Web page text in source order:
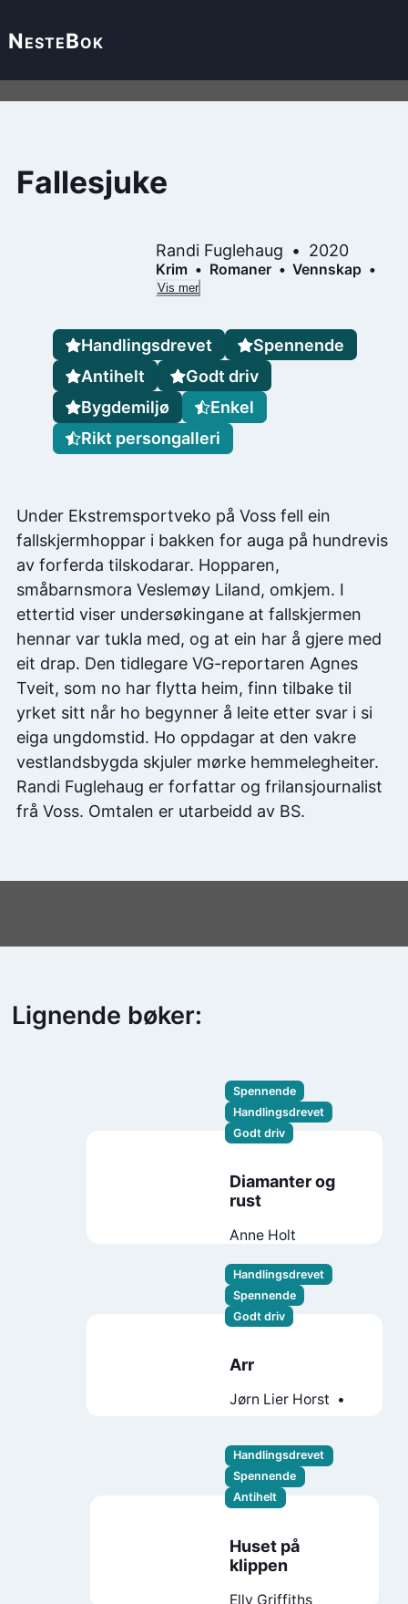
NesteBok
Fallesjuke
Randi Fuglehaug 2020
Krim Romaner Vennskap
Vis mer
Under Ekstremsportveko på Voss fell ein
fallskjermhoppar i bakken for auga på hundrevis
av forferda tilskodarar. Hopparen,
småbarnsmora Veslemøy Liland, omkjem. I
ettertid viser undersøkingane at fallskjermen
hennar var tukla med, og at ein har å gjere med
eit drap. Den tidlegare VG-reportaren Agnes
Tveit, som no har flytta heim, finn tilbake til
yrket sitt når ho begynner å leite etter svar i si
eiga ungdomstid. Ho oppdagar at den vakre
vestlandsbygda skjuler mørke hemmelegheiter.
Randi Fuglehaug er forfattar og frilansjournalist
frå Voss. Omtalen er utarbeidd av BS.
Handlingsdrevet
Spennende
Antihelt
Godt driv
Bygdemiljø
Enkel
Rikt persongalleri
Lignende bøker:
Spennende
Handlingsdrevet
Godt driv
Diamanter og
rust
Anne Holt
Handlingsdrevet
Spennende
Godt driv
Arr
Jørn Lier Horst
Handlingsdrevet
Spennende
Antihelt
Huset på
klippen
Elly Griffiths